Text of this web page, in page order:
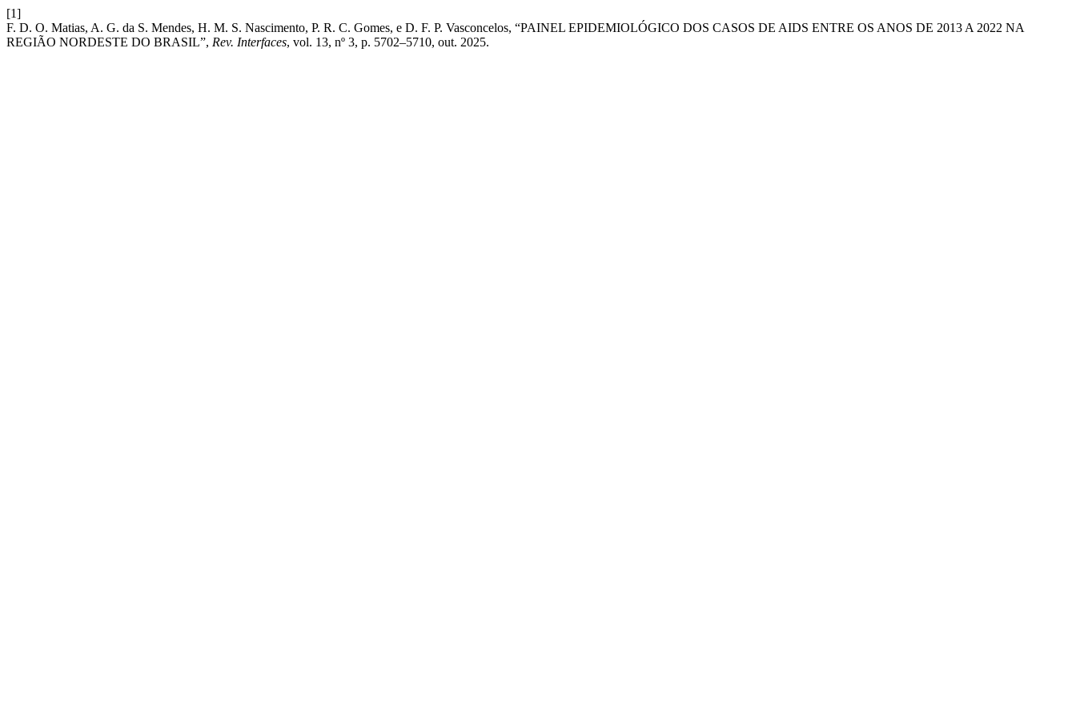
[1]
F. D. O. Matias, A. G. da S. Mendes, H. M. S. Nascimento, P. R. C. Gomes, e D. F. P. Vasconcelos, “PAINEL EPIDEMIOLÓGICO DOS CASOS DE AIDS ENTRE OS ANOS DE 2013 A 2022 NA
REGIÃO NORDESTE DO BRASIL”, Rev. Interfaces, vol. 13, nº 3, p. 5702–5710, out. 2025.